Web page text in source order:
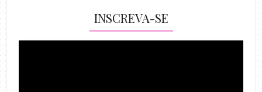
INSCREVA-SE